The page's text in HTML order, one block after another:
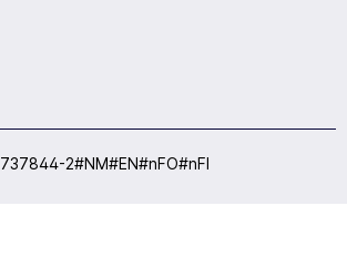
737844-2#NM#EN#nFO#nFI